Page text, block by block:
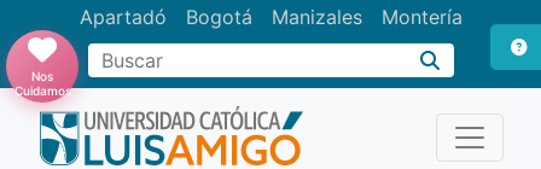
Apartadó Bogotá Manizales Montería
Buscar
Nos
Cuidamos